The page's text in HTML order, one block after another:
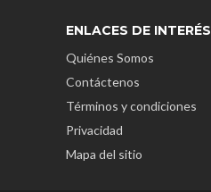
ENLACES DE INTERÉS
Quiénes Somos
Contáctenos
Términos y condiciones
Privacidad
Mapa del sitio